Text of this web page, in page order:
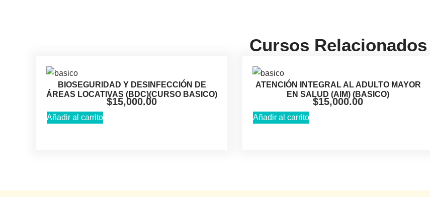
Cursos Relacionados
BIOSEGURIDAD Y DESINFECCIÓN DE
ÁREAS LOCATIVAS (BDC)(CURSO BASICO)
$15,000.00
Añadir al carrito
ATENCIÓN INTEGRAL AL ADULTO MAYOR
EN SALUD (AIM) (BASICO)
$15,000.00
Añadir al carrito